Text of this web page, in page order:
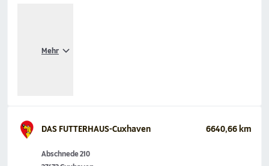
Mehr
DAS FUTTERHAUS-Cuxhaven 6640,66 km
Abschnede 210